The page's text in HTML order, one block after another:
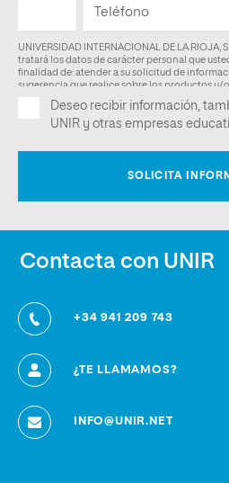
Contacta con UNIR
+34 941 209 743
¿TE LLAMAMOS?
INFO@UNIR.NET